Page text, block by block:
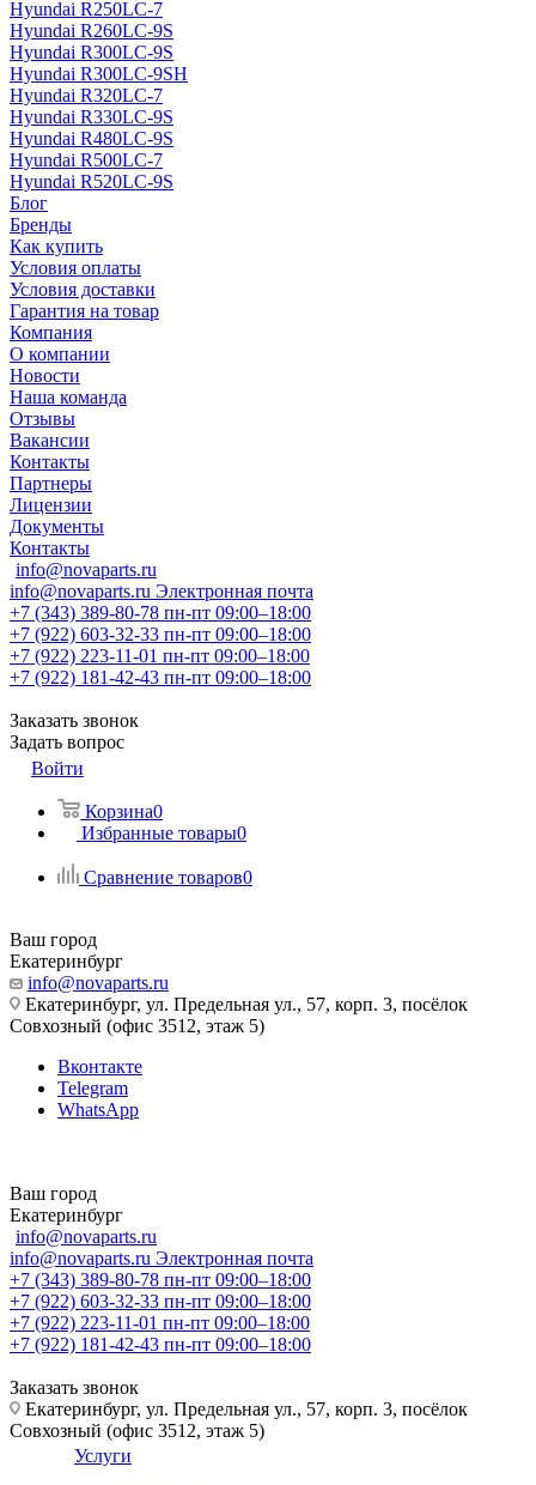
Hyundai R250LC-7
Hyundai R260LC-9S
Hyundai R300LC-9S
Hyundai R300LC-9SH
Hyundai R320LC-7
Hyundai R330LC-9S
Hyundai R480LC-9S
Hyundai R500LC-7
Hyundai R520LC-9S
Блог
Бренды
Как купить
Условия оплаты
Условия доставки
Гарантия на товар
Компания
О компании
Новости
Наша команда
Отзывы
Вакансии
Контакты
Партнеры
Лицензии
Документы
Контакты
info@novaparts.ru
info@novaparts.ru Электронная почта
+7 (343) 389-80-78 пн-пт 09:00–18:00
+7 (922) 603-32-33 пн-пт 09:00–18:00
+7 (922) 223-11-01 пн-пт 09:00–18:00
+7 (922) 181-42-43 пн-пт 09:00–18:00
Заказать звонок
Задать вопрос
Войти
Корзина0
Избранные товары0
Сравнение товаров0
Ваш город
Екатеринбург
info@novaparts.ru
Екатеринбург, ул. Предельная ул., 57, корп. 3, посёлок
Совхозный (офис 3512, этаж 5)
Вконтакте
Telegram
WhatsApp
Ваш город
Екатеринбург
info@novaparts.ru
info@novaparts.ru Электронная почта
+7 (343) 389-80-78 пн-пт 09:00–18:00
+7 (922) 603-32-33 пн-пт 09:00–18:00
+7 (922) 223-11-01 пн-пт 09:00–18:00
+7 (922) 181-42-43 пн-пт 09:00–18:00
Заказать звонок
Екатеринбург, ул. Предельная ул., 57, корп. 3, посёлок
Совхозный (офис 3512, этаж 5)
Услуги